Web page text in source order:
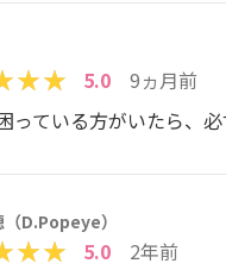
5.0
9ヵ月前
っている方がいたら、
D.Popeye）
5.0
2年前